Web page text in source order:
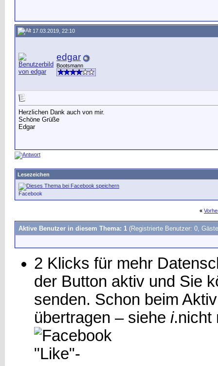
17.03.2019, 22:10
edgar
Bootsmann
Herzlichen Dank auch von mir.
Schöne Grüße
Edgar
Lesezeichen
Facebook
«
Aktive Benutzer in diesem Thema: 1 (Registrierte Benutzer: 0,
2 Klicks für mehr
der Button aktiv und Sie
senden. Schon beim
übertragen – siehe i.nicht